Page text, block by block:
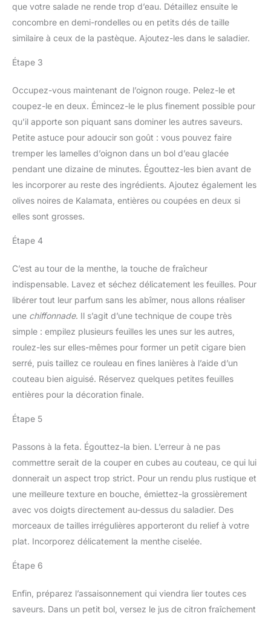
que votre salade ne rende trop d’eau. Détaillez ensuite le
concombre en demi-rondelles ou en petits dés de taille
similaire à ceux de la pastèque. Ajoutez-les dans le saladier.
Étape 3
Occupez-vous maintenant de l’oignon rouge. Pelez-le et
coupez-le en deux. Émincez-le le plus finement possible pour
qu’il apporte son piquant sans dominer les autres saveurs.
Petite astuce pour adoucir son goût : vous pouvez faire
tremper les lamelles d’oignon dans un bol d’eau glacée
pendant une dizaine de minutes. Égouttez-les bien avant de
les incorporer au reste des ingrédients. Ajoutez également les
olives noires de Kalamata, entières ou coupées en deux si
elles sont grosses.
Étape 4
C’est au tour de la menthe, la touche de fraîcheur
indispensable. Lavez et séchez délicatement les feuilles. Pour
libérer tout leur parfum sans les abîmer, nous allons réaliser
une chiffonnade. Il s’agit d’une technique de coupe très
simple : empilez plusieurs feuilles les unes sur les autres,
roulez-les sur elles-mêmes pour former un petit cigare bien
serré, puis taillez ce rouleau en fines lanières à l’aide d’un
couteau bien aiguisé. Réservez quelques petites feuilles
entières pour la décoration finale.
Étape 5
Passons à la feta. Égouttez-la bien. L’erreur à ne pas
commettre serait de la couper en cubes au couteau, ce qui lui
donnerait un aspect trop strict. Pour un rendu plus rustique et
une meilleure texture en bouche, émiettez-la grossièrement
avec vos doigts directement au-dessus du saladier. Des
morceaux de tailles irrégulières apporteront du relief à votre
plat. Incorporez délicatement la menthe ciselée.
Étape 6
Enfin, préparez l’assaisonnement qui viendra lier toutes ces
saveurs. Dans un petit bol, versez le jus de citron fraîchement